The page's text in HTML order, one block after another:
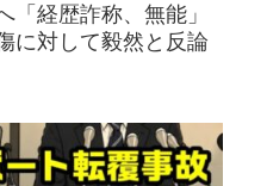
「経歴詐称、無能」
に対して毅然と反論